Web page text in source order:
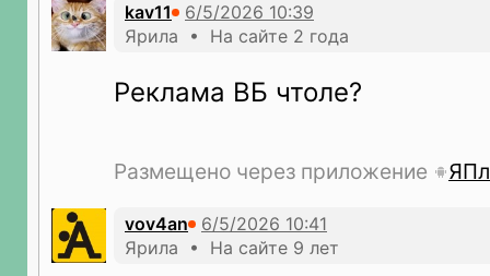
kav11
Ярила • На сайте 2 года
Реклама ВБ чтоле?
Размещено через приложение
vov4an
Ярила • На сайте 9 лет